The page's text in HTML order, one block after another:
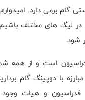
گام برمی دارد.
در لیگ های مختلف
شود.
است و از همه شما
با دوپینگ گام
فدراسیون و هیات